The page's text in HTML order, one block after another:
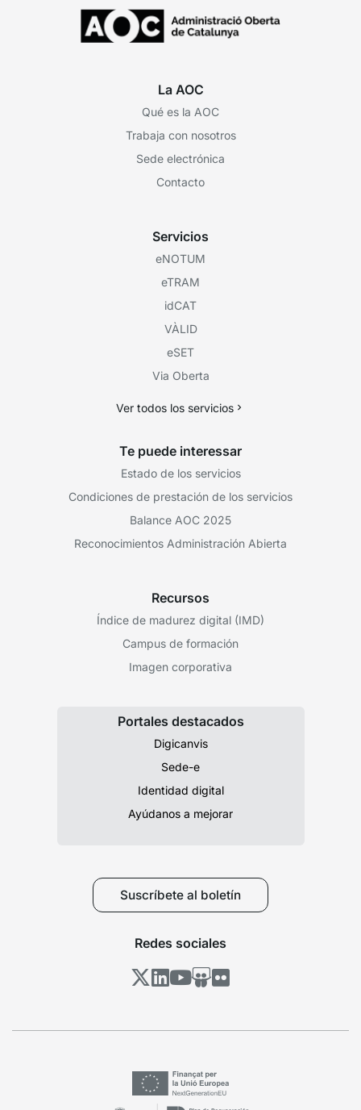
La AOC
Qué es la AOC
Trabaja con nosotros
Sede electrónica
Contacto
Servicios
eNOTUM
eTRAM
idCAT
VÀLID
eSET
Via Oberta
Ver todos los servicios
Te puede interessar
Estado de los servicios
Condiciones de prestación de los servicios
Balance AOC 2025
Reconocimientos Administración Abierta
Recursos
Índice de madurez digital (IMD)
Campus de formación
Imagen corporativa
Portales destacados
Digicanvis
Sede-e
Identidad digital
Ayúdanos a mejorar
Suscríbete al boletín
Redes sociales